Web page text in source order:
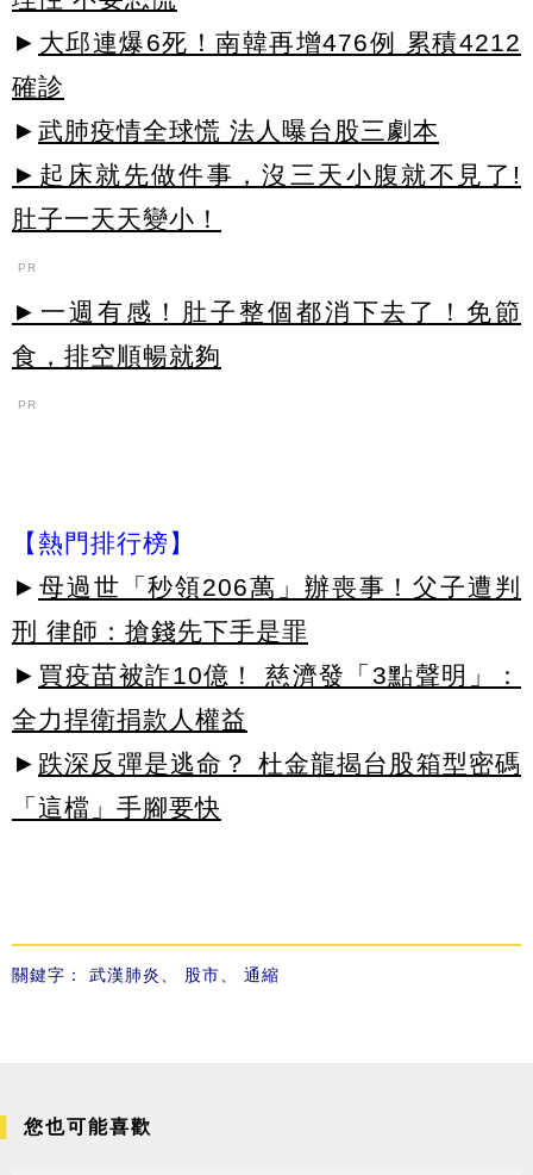
► 大邱連爆6死！南韓再增476例 累積4212
確診
► 武肺疫情全球慌 法人曝台股三劇本
►起床就先做件事，沒三天小腹就不見了!
肚子一天天變小！
PR
►一週有感！肚子整個都消下去了！免節
食，排空順暢就夠
PR
【熱門排行榜】
► 母過世「秒領206萬」辦喪事！父子遭判
刑 律師：搶錢先下手是罪
► 買疫苗被詐10億！ 慈濟發「3點聲明」：
全力捍衛捐款人權益
► 跌深反彈是逃命？ 杜金龍揭台股箱型密碼
「這檔」手腳要快
關鍵字： 武漢肺炎 股市 通縮
您也可能喜歡